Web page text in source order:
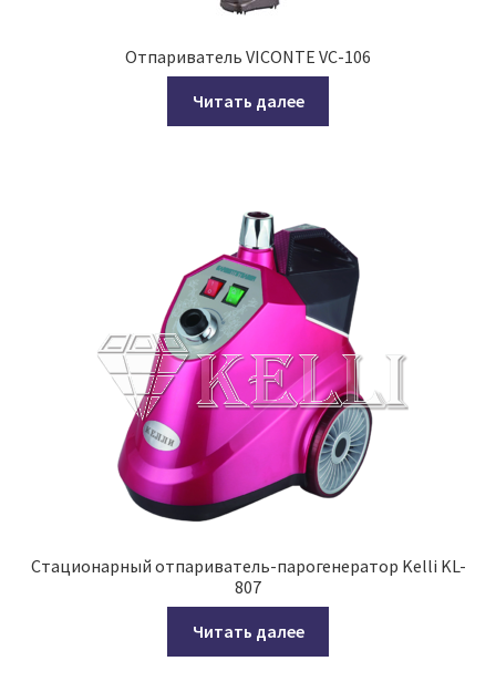
Отпариватель VICONTE VC-106
Читать далее
Стационарный отпариватель-парогенератор Kelli KL-
807
Читать далее